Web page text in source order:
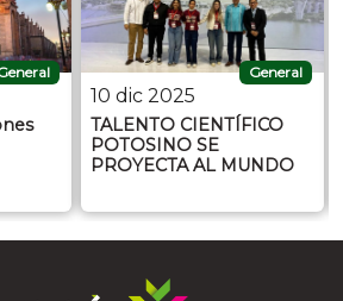
General
10 dic 2025
TALENTO CIENTÍFICO
POTOSINO SE
PROYECTA AL MUNDO